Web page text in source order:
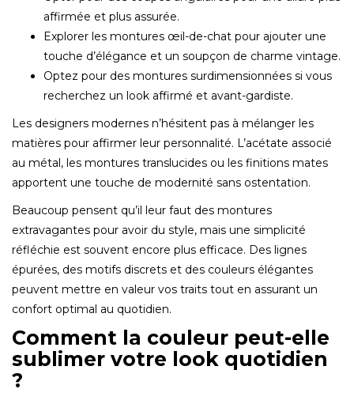
affirmée et plus assurée.
Explorer les montures œil-de-chat pour ajouter une
touche d’élégance et un soupçon de charme vintage.
Optez pour des montures surdimensionnées si vous
recherchez un look affirmé et avant-gardiste.
Les designers modernes n’hésitent pas à mélanger les
matières pour affirmer leur personnalité. L’acétate associé
au métal, les montures translucides ou les finitions mates
apportent une touche de modernité sans ostentation.
Beaucoup pensent qu’il leur faut des montures
extravagantes pour avoir du style, mais une simplicité
réfléchie est souvent encore plus efficace. Des lignes
épurées, des motifs discrets et des couleurs élégantes
peuvent mettre en valeur vos traits tout en assurant un
confort optimal au quotidien.
Comment la couleur peut-elle
sublimer votre look quotidien
?